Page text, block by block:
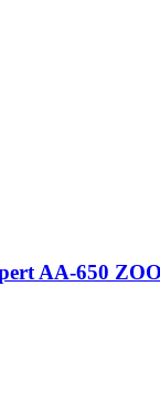
AA-650